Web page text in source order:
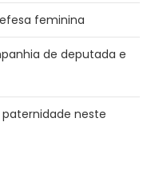
feminina
de deputada e
neste